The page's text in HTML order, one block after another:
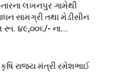
લખનપુર ગામેથી
સામગ્રી તથા મેડીસીન
૪૯,૦૦૬/- ના...
કૃષિ રાજ્ય મંત્રી રમેશભાઈ